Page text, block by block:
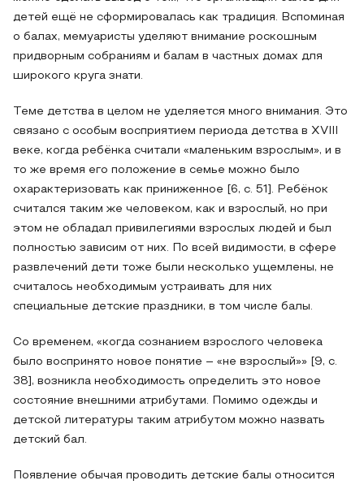
детей ещё не сформировалась как традиция. Вспоминая
о балах, мемуаристы уделяют внимание роскошным
придворным собраниям и балам в частных домах для
широкого круга знати.
Теме детства в целом не уделяется много внимания. Это
связано с особым восприятием периода детства в XVIII
веке, когда ребёнка считали «маленьким взрослым», и в
то же время его положение в семье можно было
охарактеризовать как приниженное [6, с. 51]. Ребёнок
считался таким же человеком, как и взрослый, но при
этом не обладал привилегиями взрослых людей и был
полностью зависим от них. По всей видимости, в сфере
развлечений дети тоже были несколько ущемлены, не
считалось необходимым устраивать для них
специальные детские праздники, в том числе балы.
Со временем, «когда сознанием взрослого человека
было воспринято новое понятие – «не взрослый»» [9, с.
38], возникла необходимость определить это новое
состояние внешними атрибутами. Помимо одежды и
детской литературы таким атрибутом можно назвать
детский бал.
Появление обычая проводить детские балы относится